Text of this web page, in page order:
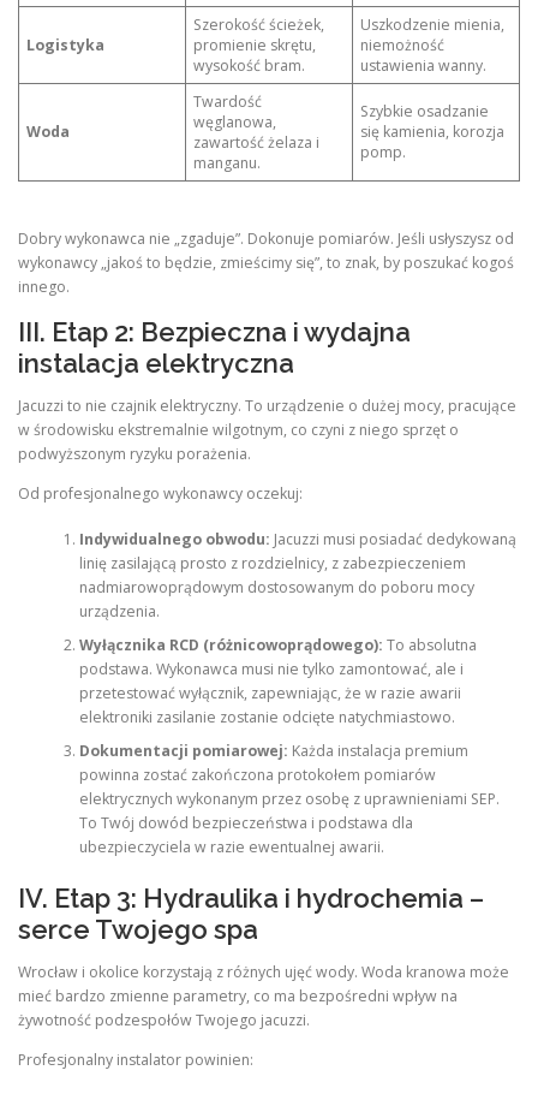
Logistyka
Szerokość ścieżek,
promienie skrętu,
wysokość bram.
Uszkodzenie mienia,
niemożność
ustawienia wanny.
Woda
Twardość
węglanowa,
zawartość żelaza i
manganu.
Szybkie osadzanie
się kamienia, korozja
pomp.
Dobry wykonawca nie „zgaduje”. Dokonuje pomiarów. Jeśli usłyszysz od
wykonawcy „jakoś to będzie, zmieścimy się”, to znak, by poszukać kogoś
innego.
III. Etap 2: Bezpieczna i wydajna
instalacja elektryczna
Jacuzzi to nie czajnik elektryczny. To urządzenie o dużej mocy, pracujące
w środowisku ekstremalnie wilgotnym, co czyni z niego sprzęt o
podwyższonym ryzyku porażenia.
Od profesjonalnego wykonawcy oczekuj:
Indywidualnego obwodu: Jacuzzi musi posiadać dedykowaną
linię zasilającą prosto z rozdzielnicy, z zabezpieczeniem
nadmiarowoprądowym dostosowanym do poboru mocy
urządzenia.
Wyłącznika RCD (różnicowoprądowego): To absolutna
podstawa. Wykonawca musi nie tylko zamontować, ale i
przetestować wyłącznik, zapewniając, że w razie awarii
elektroniki zasilanie zostanie odcięte natychmiastowo.
Dokumentacji pomiarowej: Każda instalacja premium
powinna zostać zakończona protokołem pomiarów
elektrycznych wykonanym przez osobę z uprawnieniami SEP.
To Twój dowód bezpieczeństwa i podstawa dla
ubezpieczyciela w razie ewentualnej awarii.
IV. Etap 3: Hydraulika i hydrochemia –
serce Twojego spa
Wrocław i okolice korzystają z różnych ujęć wody. Woda kranowa może
mieć bardzo zmienne parametry, co ma bezpośredni wpływ na
żywotność podzespołów Twojego jacuzzi.
Profesjonalny instalator powinien: